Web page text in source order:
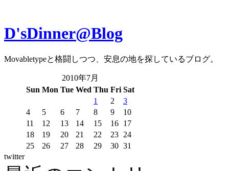
D'sDinner@Blog
Movabletypeと格闘しつつ、安息の地を探しているブログ。
2010年7月
Sun Mon Tue Wed Thu Fri Sat
1
2
3
4
5 6 7 8 9
10
11
12 13 14 15 16 17
18
19 20 21 22 23 24
25
26 27 28 29 30 31
twitter